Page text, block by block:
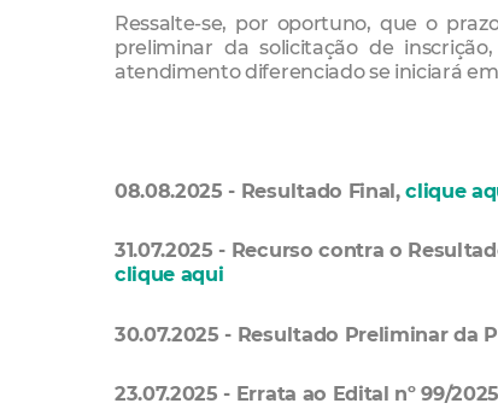
Ressalte-se, por oportuno, que o
preliminar da solicitação de
atendimento diferenciado se iniciará
08.08.2025 - Resultado Final,clique
31.07.2025 - Recurso contra o
clique aqui
30.07.2025 - Resultado Preliminar da
23.07.2025 - Errata ao Edital nº 99/